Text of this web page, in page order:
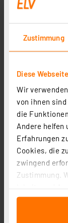
Zustimmung
Diese
Wir
von ihnen
die
Andere helfen
Erfahrungen
Cookies, die
zwingend
Zustimmung.
für soziale
auf unsere
H-Tronic
1 2 3 4